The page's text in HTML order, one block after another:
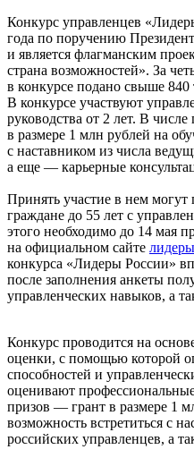
Конкурс управленцев
года по поручению
и является флагманским
страна возможностей». За
в конкурсе подано свыше 840
В конкурсе участвуют
руководства от 2 лет. В
в размере 1 млн рублей на
с наставником из числа
а еще — карьерные
Принять участие в нем
граждане до 55 лет с
этого необходимо до 14 мая
на официальном сайте
конкурса «Лидеры России»
после заполнения анкеты
управленческих навыков, а
Конкурс проводится на
оценки, с помощью которой
способностей и
оценивают
призов — грант в размере 1
возможность встретиться с
российских управленцев, а